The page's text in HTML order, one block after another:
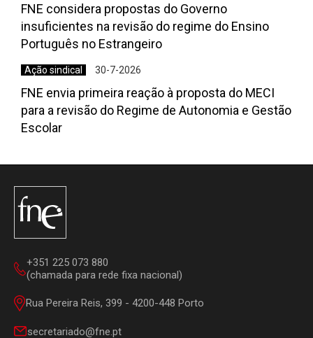
FNE considera propostas do Governo
insuficientes na revisão do regime do Ensino
Português no Estrangeiro
Ação sindical 30-7-2026
FNE envia primeira reação à proposta do MECI
para a revisão do Regime de Autonomia e Gestão
Escolar
+351 225 073 880
(chamada para rede fixa nacional)
Rua Pereira Reis, 399 - 4200-448 Porto
secretariado@fne.pt